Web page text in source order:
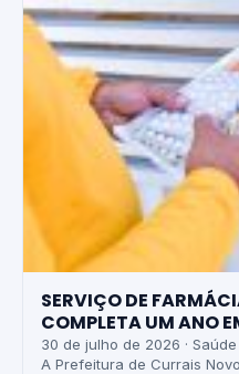
SERVIÇO DE
COMPLETA UM ANO
30 de julho de 2026 · Saúde
A Prefeitura de Currais